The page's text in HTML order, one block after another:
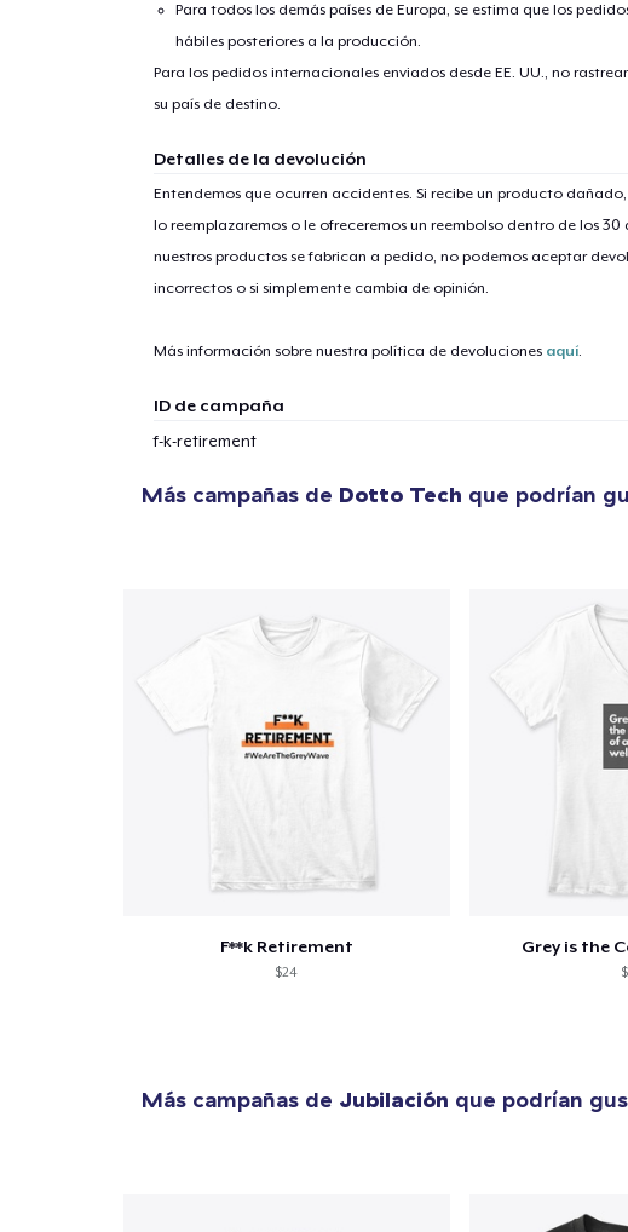
Para todos los demás países de Europa, se estima que los
hábiles posteriores a la producción.
Para los pedidos internacionales enviados desde EE. UU., no
su país de destino.
Detalles de la devolución
Entendemos que ocurren accidentes. Si recibe un producto
lo reemplazaremos o le ofreceremos un reembolso dentro de los 30
nuestros productos se fabrican a pedido, no podemos aceptar
incorrectos o si simplemente cambia de opinión.
Más información sobre nuestra política de devoluciones aquí.
ID de campaña
f-k-retirement
Más campañas de Dotto Tech que podrían
F**k Retirement
$24
Grey is the
Más campañas de Jubilación que podrían